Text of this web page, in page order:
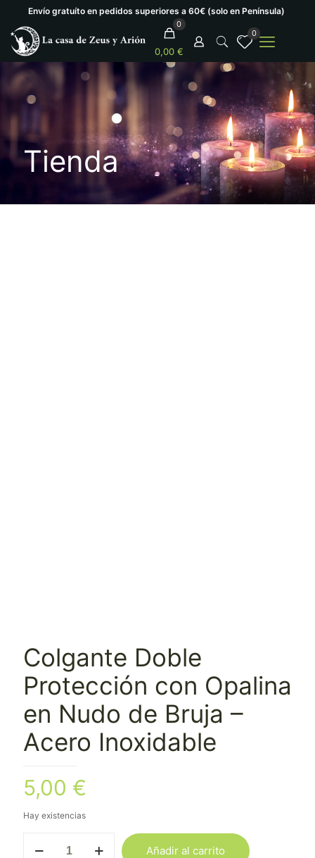
Envío gratuíto en pedidos superiores a 60€ (solo en Península)
0
0,00 €
0
Tienda
Colgante Doble
Protección con Opalina
en Nudo de Bruja –
Acero Inoxidable
5,00 €
Hay existencias
Doble
Añadir al carrito